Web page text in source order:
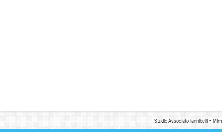
Studio Associato Iannibelli -